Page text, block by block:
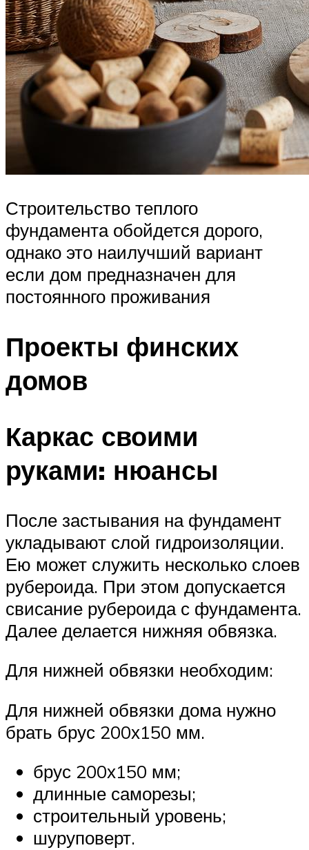
Строительство теплого
фундамента обойдется дорого,
однако это наилучший вариант
если дом предназначен для
постоянного проживания
Проекты финских
домов
Каркас своими
руками: нюансы
После застывания на фундамент
укладывают слой гидроизоляции.
Ею может служить несколько слоев
рубероида. При этом допускается
свисание рубероида с фундамента.
Далее делается нижняя обвязка.
Для нижней обвязки необходим:
Для нижней обвязки дома нужно
брать брус 200х150 мм.
брус 200х150 мм;
длинные саморезы;
строительный уровень;
шуруповерт.